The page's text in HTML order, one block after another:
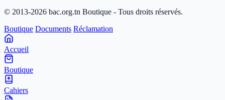
© 2013-2026 bac.org.tn Boutique - Tous droits réservés.
Boutique Documents Réclamation
Accueil
Boutique
Cahiers